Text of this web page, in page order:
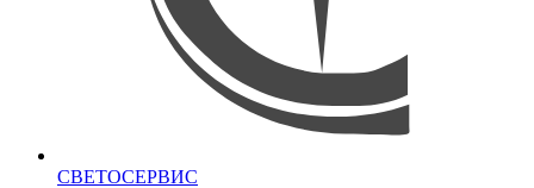
СВЕТОСЕРВИС